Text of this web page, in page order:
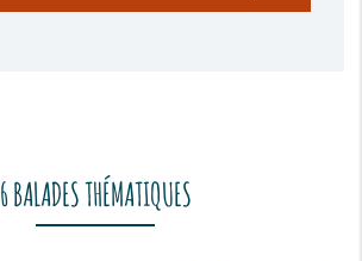
6 BALADES THÉMATIQUES